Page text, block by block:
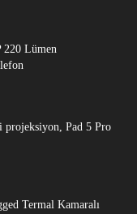
220 Lümen
Pad 5 Pro
Termal Kamaralı